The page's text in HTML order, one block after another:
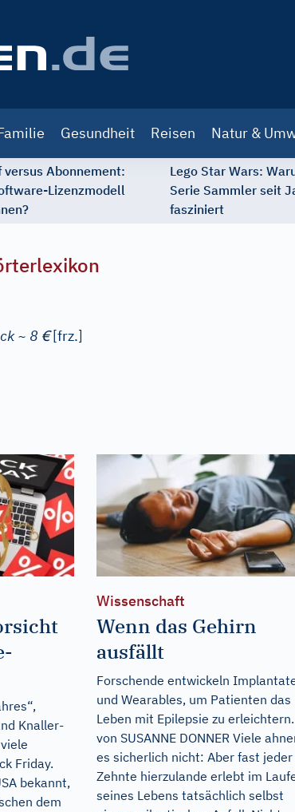
Gesundheit Reisen Natur &
versus Abonnement:
Lizenzmodell
Lego Star Wars:
Serie Sammler seit
fasziniert
~ 8 €[frz.]
Knaller-
Friday.
bekannt,
dem
Wissenschaft
Wenn das Gehirn
ausfällt
Forschende entwickeln
und Wearables, um Patienten das
Leben mit Epilepsie zu erleichtern.
von SUSANNE DONNER Viele
es sicherlich nicht: Aber fast jeder
Zehnte hierzulande erlebt im
seines Lebens tatsächlich selbst